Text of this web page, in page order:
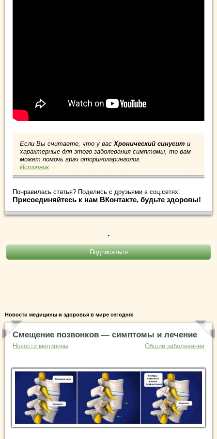
Если Вы считаете, что у васХронический синусит и
характерные для этого заболевания симптомы, то вам
может помочь врач оториноларинголог.
Источник
Понравилась статья? Поделись с друзьями в соц.сетях:
Присоединяйтесь к нам ВКонтакте, будьте здоровы!
.
Новости медицины и здоровья в мире сегодня:
Смещение позвонков — симптомы и лечение
Новости медицины Общие заболевания